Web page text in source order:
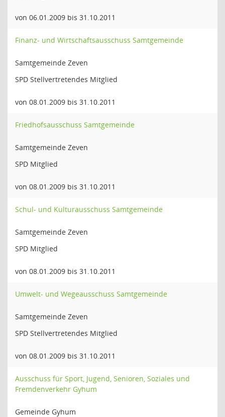
von 06.01.2009 bis 31.10.2011
Finanz- und Wirtschaftsausschuss Samtgemeinde
Samtgemeinde Zeven
SPD Stellvertretendes Mitglied
von 08.01.2009 bis 31.10.2011
Friedhofsausschuss Samtgemeinde
Samtgemeinde Zeven
SPD Mitglied
von 08.01.2009 bis 31.10.2011
Schul- und Kulturausschuss Samtgemeinde
Samtgemeinde Zeven
SPD Mitglied
von 08.01.2009 bis 31.10.2011
Umwelt- und Wegeausschuss Samtgemeinde
Samtgemeinde Zeven
SPD Stellvertretendes Mitglied
von 08.01.2009 bis 31.10.2011
Ausschuss für Sport, Jugend, Senioren, Soziales und
Fremdenverkehr Gyhum
Gemeinde Gyhum